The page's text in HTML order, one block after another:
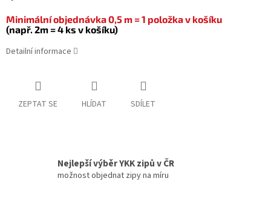
Minimální objednávka 0,5 m = 1 položka v košíku
(např. 2m = 4 ks v košíku)
Detailní informace
ZEPTAT SE HLÍDAT SDÍLET
Nejlepší výběr YKK zipů v ČR
možnost objednat zipy na míru